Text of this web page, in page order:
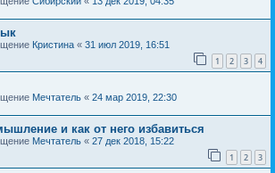
Кристина « 31 июл 2019, 16:51
1 2 3 4
Мечтатель « 24 мар 2019, 22:30
и как от него избавиться
Мечтатель « 27 дек 2018, 15:22
1 2 3